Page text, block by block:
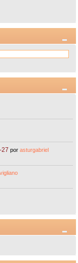
27 porasturgabriel